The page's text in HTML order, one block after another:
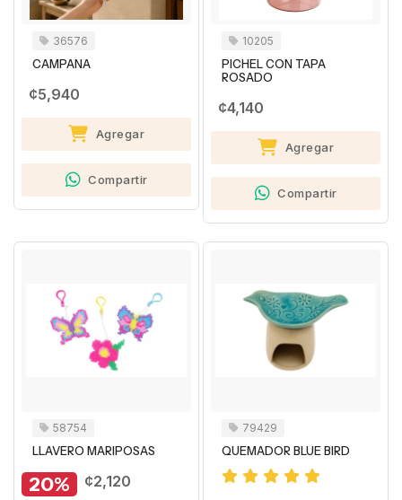
36576
CAMPANA
¢5,940
Agregar
Compartir
10205
PICHEL CON TAPA
ROSADO
¢4,140
Agregar
Compartir
58754
LLAVERO MARIPOSAS
20% ¢2,120
79429
QUEMADOR BLUE BIRD